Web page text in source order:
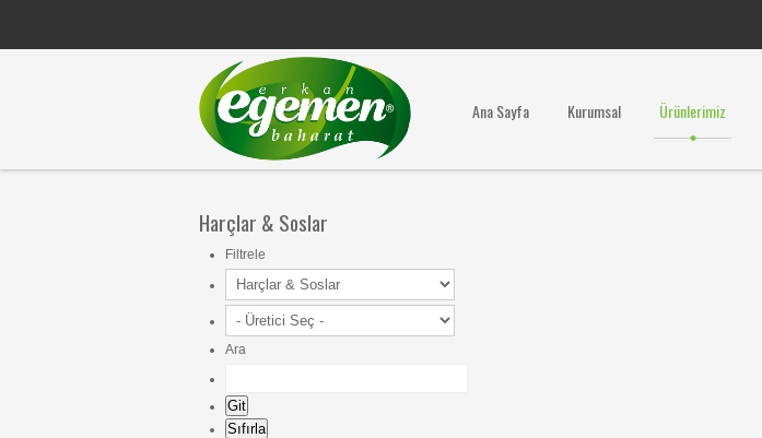
Ana Sayfa Kurumsal Ürünlerimiz
Harçlar & Soslar
Filtrele
Ara